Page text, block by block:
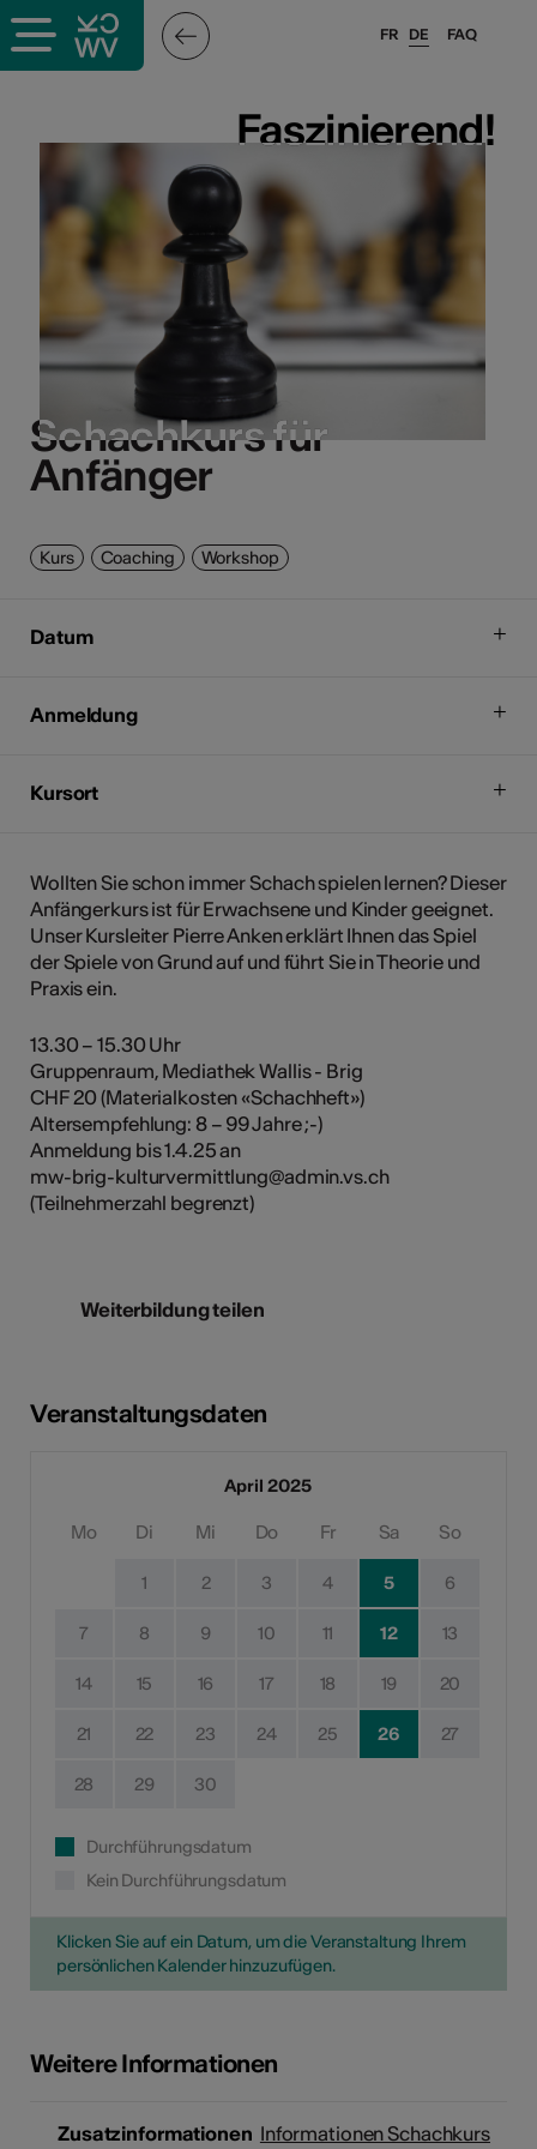
FAQ
FR DE
Faszinierend!
Schachkurs für
Anfänger
Faszinierend!
Schachkurs für
Anfänger
Kurs Coaching Workshop
Datum
Anmeldung
Kursort
Wollten Sie schon immer Schach spielen lernen? Dieser
Anfängerkurs ist für Erwachsene und Kinder geeignet.
Unser Kursleiter Pierre Anken erklärt Ihnen das Spiel
der Spiele von Grund auf und führt Sie in Theorie und
Praxis ein.
13.30 – 15.30 Uhr
Gruppenraum, Mediathek Wallis - Brig
CHF 20 (Materialkosten «Schachheft»)
Altersempfehlung: 8 – 99 Jahre ;-)
Anmeldung bis 1.4.25 an
mw-brig-kulturvermittlung@admin.vs.ch
(Teilnehmerzahl begrenzt)
Weiterbildung teilen
Veranstaltungsdaten
April 2025
Mo Di Mi Do Fr Sa So
1 2 3 4 5 6
7 8 9 10 11 12 13
14 15 16 17 18 19 20
21 22 23 24 25 26 27
28 29 30
Durchführungsdatum
Kein Durchführungsdatum
Klicken Sie auf ein Datum, um die Veranstaltung Ihrem
persönlichen Kalender hinzuzufügen.
Weitere Informationen
Zusatzinformationen Informationen Schachkurs